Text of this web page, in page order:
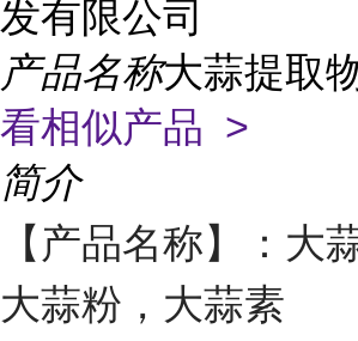
发有限公司
产品名称大蒜提取
看相似产品 >
简介
【产品名称】：大
大蒜粉，大蒜素